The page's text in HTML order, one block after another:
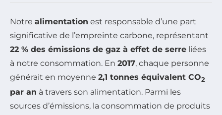
Notre alimentation est responsable d’une part
significative de l’empreinte carbone, représentant
22 % des émissions de gaz à effet de serre liées
à notre consommation. En 2017, chaque personne
générait en moyenne 2,1 tonnes équivalent CO2
par an à travers son alimentation. Parmi les
sources d’émissions, la consommation de produits